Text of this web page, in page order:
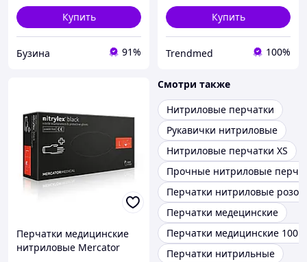
Купить
Бузина 91%
Купить
Trendmed 100%
Перчатки медицинские
нитриловые Mercator
Смотри также
Нитриловые перчатки
Рукавички нитриловые
Нитриловые перчатки XS
Прочные нитриловые
Перчатки нитриловые
Перчатки медецинские
Перчатки медицинские 100
Перчатки нитрильные